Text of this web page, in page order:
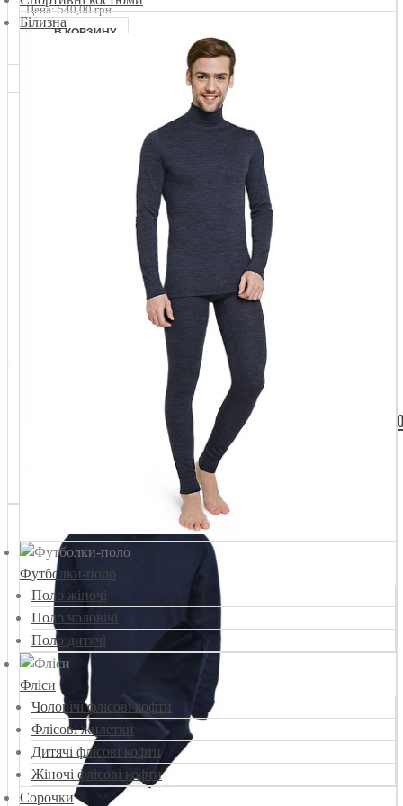
Білизна
Футболки-поло
Поло жіночі
Поло чоловічі
Поло дитячі
Фліси
Чоловічі флісові кофти
Флісові жилетки
Дитячі флісові кофти
Жіночі флісові кофти
Сорочки
Цена:540,00 грн.
Білизна натільна сіра утеплена розмір 42-